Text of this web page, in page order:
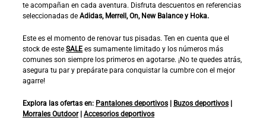
te acompañan en cada aventura. Disfruta descuentos en referencias
seleccionadas de Adidas, Merrell, On, New Balance y Hoka.
Este es el momento de renovar tus pisadas. Ten en cuenta que el
stock de este SALE es sumamente limitado y los números más
comunes son siempre los primeros en agotarse. ¡No te quedes atrás,
asegura tu par y prepárate para conquistar la cumbre con el mejor
agarre!
Explora las ofertas en: Pantalones deportivos Buzos deportivos
Morrales Outdoor| Accesorios deportivos